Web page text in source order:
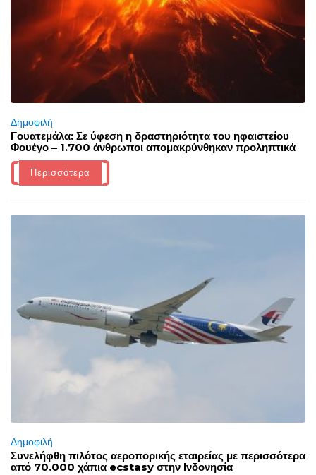
Δημοφιλή
Γουατεμάλα: Σε ύφεση η δραστηριότητα του ηφαιστείου
Φουέγο – 1.700 άνθρωποι απομακρύνθηκαν προληπτικά
Περισσότερα
Δημοφιλή
Συνελήφθη πιλότος αεροπορικής εταιρείας με περισσότερα
από 70.000 χάπια ecstasy στην Ινδονησία